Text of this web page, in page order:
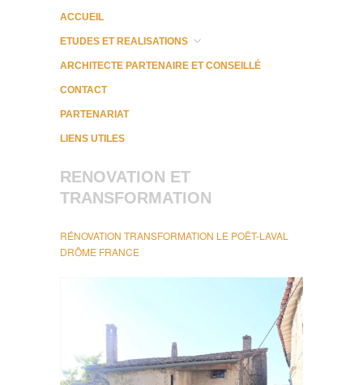
ACCUEIL
ETUDES ET REALISATIONS
ARCHITECTE PARTENAIRE ET CONSEILLÉ
CONTACT
PARTENARIAT
LIENS UTILES
RENOVATION ET
TRANSFORMATION
RÉNOVATION TRANSFORMATION LE POËT-LAVAL
DRÔME FRANCE